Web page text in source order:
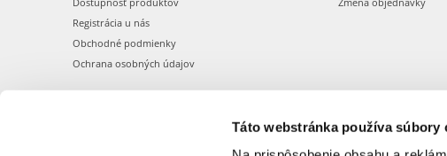
Táto webstránka používa súbory
Registrácia u nás
Obchodné podmienky
Ochrana osobných údajov